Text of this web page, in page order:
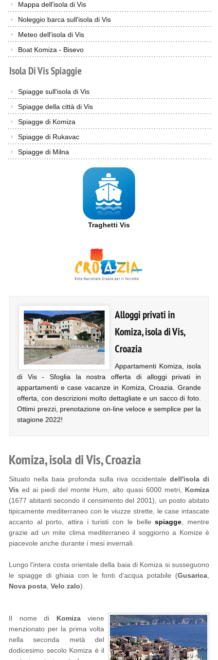
Mappa dell'isola di Vis
Noleggio barca sull'isola di Vis
Meteo dell'isola di Vis
Boat Komiza - Bisevo
Isola DiVisSpiaggie
Spiagge sull'isola di Vis
Spiagge della città di Vis
Spiagge di Komiza
Spiagge di Rukavac
Spiagge di Milna
Traghetti Vis
Alloggi privati in
Komiza, isola di Vis,
Croazia
Appartamenti Komiza, isola
di Vis - Sfoglia la nostra offerta di alloggi privati in
appartamenti e case vacanze in Komiza, Croazia. Grande
offerta, con descrizioni molto dettagliate e un sacco di foto.
Ottimi prezzi, prenotazione on-line veloce e semplice per la
stagione 2022!
Komiza, isola di Vis, Croazia
Situato nella baia profonda sulla riva occidentale dell'isola di
Vis ed ai piedi del monte Hum, alto quasi 6000 metri, Komiza
(1677 abitanti secondo il censimento del 2001), un posto abitato
tipicamente mediterraneo con le viuzze strette, le case intascate
accanto al porto, attira i turisti con le bellespiagge , mentre
grazie ad un mite clima mediterraneo il soggiorno a Komize è
piacevole anche durante i mesi invernali.
Lungo l'intera costa orientale della baia di Komiza si susseguono
le spiagge di ghiaia con le fonti d'acqua potabile (Gusarica
Nova posta Velo zalo).
Il nome di Komizaviene
menzionato per la prima volta
nella seconda metà del
dodicesimo secolo Komiza è il